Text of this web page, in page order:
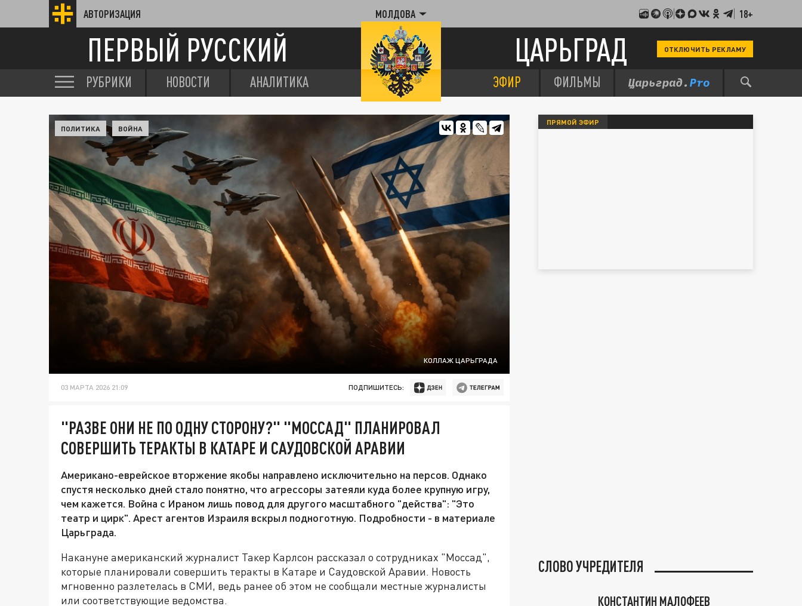
АВТОРИЗАЦИЯ МОЛДОВА 18+
ПЕРВЫЙ РУССКИЙ ЦАРЬГРАД ОТКЛЮЧИТЬ РЕКЛАМУ
РУБРИКИ НОВОСТИ АНАЛИТИКА ЭФИР ФИЛЬМЫ
КОЛЛАЖ ЦАРЬГРАДА
ПОЛИТИКА ВОЙНА
03 МАРТА 2026 21:09 ПОДПИШИТЕСЬ:
"РАЗВЕ ОНИ НЕ ПО ОДНУ СТОРОНУ?" "МОССАД" ПЛАНИРОВАЛ
СОВЕРШИТЬ ТЕРАКТЫ В КАТАРЕ И САУДОВСКОЙ АРАВИИ
Американо-еврейское вторжение якобы направлено исключительно на персов. Однако
спустя несколько дней стало понятно, что агрессоры затеяли куда более крупную игру,
чем кажется. Война с Ираном лишь повод для другого масштабного "действа": "Это
театр и цирк". Арест агентов Израиля вскрыл подноготную. Подробности - в материале
Царьграда.
Накануне американский журналист Такер Карлсон рассказал о сотрудниках "Моссад",
которые планировали совершить теракты в Катаре и Саудовской Аравии. Новость
мгновенно разлетелась в СМИ, ведь ранее об этом не сообщали местные журналисты
или соответствующие ведомства.
ПРЯМОЙ ЭФИР
СЛОВО УЧРЕДИТЕЛЯ
КОНСТАНТИН МАЛОФЕЕВ